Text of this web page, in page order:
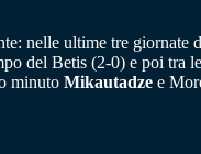
nelle ultime tre
del Betis (2-0) e poi tra
minuto Mikautadze e